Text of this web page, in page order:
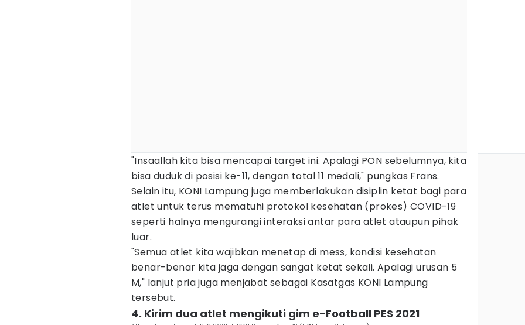
"Insaallah kita bisa mencapai target ini. Apalagi PON sebelumnya, kita
bisa duduk di posisi ke-11, dengan total 11 medali," pungkas Frans.
Selain itu, KONI Lampung juga memberlakukan disiplin ketat bagi para
atlet untuk terus mematuhi protokol kesehatan (prokes) COVID-19
seperti halnya mengurangi interaksi antar para atlet ataupun pihak
luar.
"Semua atlet kita wajibkan menetap di mess, kondisi kesehatan
benar-benar kita jaga dengan sangat ketat sekali. Apalagi urusan 5
M," lanjut pria juga menjabat sebagai Kasatgas KONI Lampung
tersebut.
4. Kirim dua atlet mengikuti gim e-Football PES 2021